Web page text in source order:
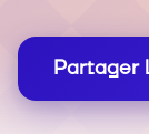
Partager